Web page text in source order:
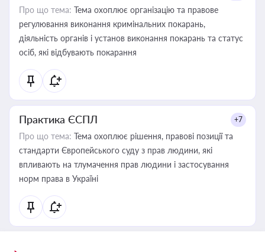
Про що тема: Тема охоплює організацію та правове
регулювання виконання кримінальних покарань,
діяльність органів і установ виконання покарань та статус
осіб, які відбувають покарання
Практика ЄСПЛ +7
Про що тема: Тема охоплює рішення, правові позиції та
стандарти Європейського суду з прав людини, які
впливають на тлумачення прав людини і застосування
норм права в Україні